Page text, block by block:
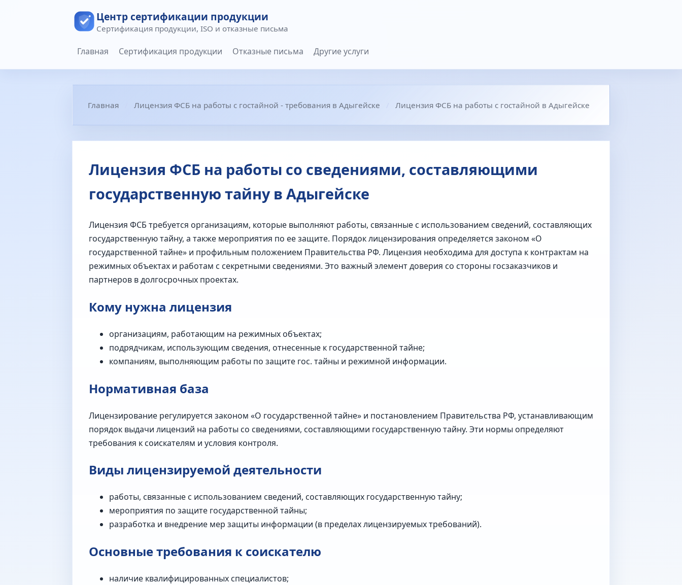
Центр сертификации продукции
Сертификация продукции, ISO и отказные письма
Главная Сертификация продукции Отказные письма Другие услуги
Главная Лицензия ФСБ на работы с гостайной - требования в Адыгейске Лицензия ФСБ на работы с гостайной в Адыгейске
Лицензия ФСБ на работы со сведениями, составляющими
государственную тайну в Адыгейске
Лицензия ФСБ требуется организациям, которые выполняют работы, связанные с использованием сведений, составляющих
государственную тайну, а также мероприятия по ее защите. Порядок лицензирования определяется законом «О
государственной тайне» и профильным положением Правительства РФ. Лицензия необходима для доступа к контрактам на
режимных объектах и работам с секретными сведениями. Это важный элемент доверия со стороны госзаказчиков и
партнеров в долгосрочных проектах.
Кому нужна лицензия
организациям, работающим на режимных объектах;
подрядчикам, использующим сведения, отнесенные к государственной тайне;
компаниям, выполняющим работы по защите гос. тайны и режимной информации.
Нормативная база
Лицензирование регулируется законом «О государственной тайне» и постановлением Правительства РФ, устанавливающим
порядок выдачи лицензий на работы со сведениями, составляющими государственную тайну. Эти нормы определяют
требования к соискателям и условия контроля.
Виды лицензируемой деятельности
работы, связанные с использованием сведений, составляющих государственную тайну;
мероприятия по защите государственной тайны;
разработка и внедрение мер защиты информации (в пределах лицензируемых требований).
Основные требования к соискателю
наличие квалифицированных специалистов;